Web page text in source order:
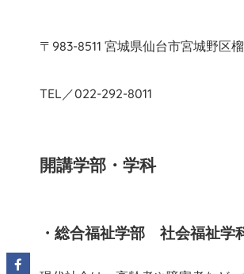
〒983-8511 宮城県仙台市宮城野区
TEL／022-292-8011
開講学部・学科
・総合福祉学部 社会福祉学